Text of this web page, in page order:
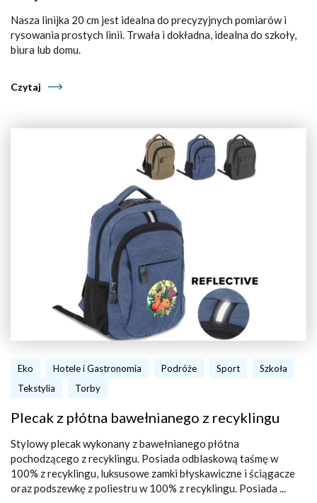
Nasza linijka 20 cm jest idealna do precyzyjnych pomiarów i
rysowania prostych linii. Trwała i dokładna, idealna do szkoły,
biura lub domu.
Czytaj
Eko Hotele i Gastronomia Podróże Sport
Szkoła
Tekstylia
Torby
Plecak z płótna bawełnianego z recyklingu
Stylowy plecak wykonany z bawełnianego płótna
pochodzącego z recyklingu. Posiada odblaskową taśmę w
100% z recyklingu, luksusowe zamki błyskawiczne i ściągacze
oraz podszewkę z poliestru w 100% z recyklingu. Posiada ...